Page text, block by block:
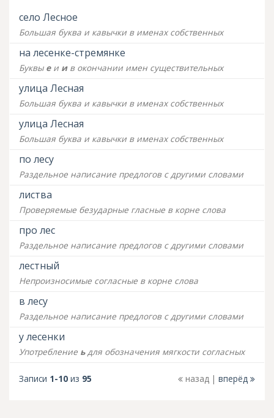
село Лесное
Большая буква и кавычки в именах собственных
на лесенке-стремянке
Буквы еи ив окончании имен существительных
улица Лесная
Большая буква и кавычки в именах собственных
улица Лесная
Большая буква и кавычки в именах собственных
по лесу
Раздельное написание предлогов с другими словами
листва
Проверяемые безударные гласные в корне слова
про лес
Раздельное написание предлогов с другими словами
лестный
Непроизносимые согласные в корне слова
в лесу
Раздельное написание предлогов с другими словами
у лесенки
Употребление ьдля обозначения мягкости согласных
Записи 1-10 из 95 назад вперёд